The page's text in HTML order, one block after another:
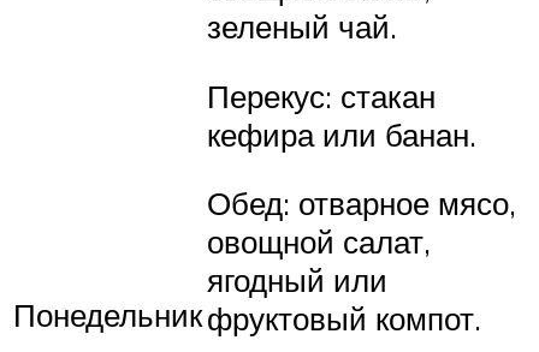
Понедельник
зеленый чай.
Перекус: стакан
кефира или банан.
Обед: отварное мясо,
овощной салат,
ягодный или
фруктовый компот.